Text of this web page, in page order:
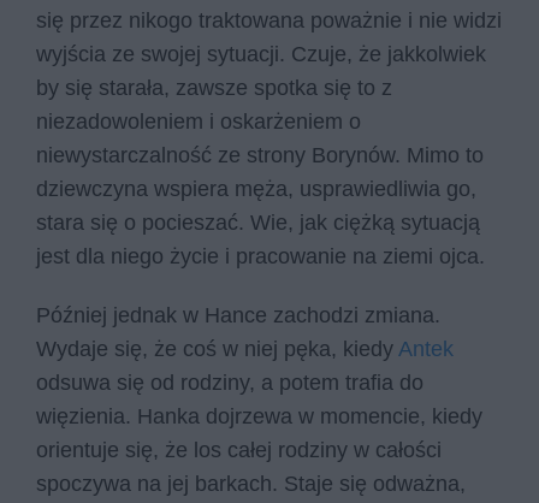
się przez nikogo traktowana poważnie i nie widzi
wyjścia ze swojej sytuacji. Czuje, że jakkolwiek
by się starała, zawsze spotka się to z
niezadowoleniem i oskarżeniem o
niewystarczalność ze strony Borynów. Mimo to
dziewczyna wspiera męża, usprawiedliwia go,
stara się o pocieszać. Wie, jak ciężką sytuacją
jest dla niego życie i pracowanie na ziemi ojca.
Później jednak w Hance zachodzi zmiana.
Wydaje się, że coś w niej pęka, kiedy Antek
odsuwa się od rodziny, a potem trafia do
więzienia. Hanka dojrzewa w momencie, kiedy
orientuje się, że los całej rodziny w całości
spoczywa na jej barkach. Staje się odważna,